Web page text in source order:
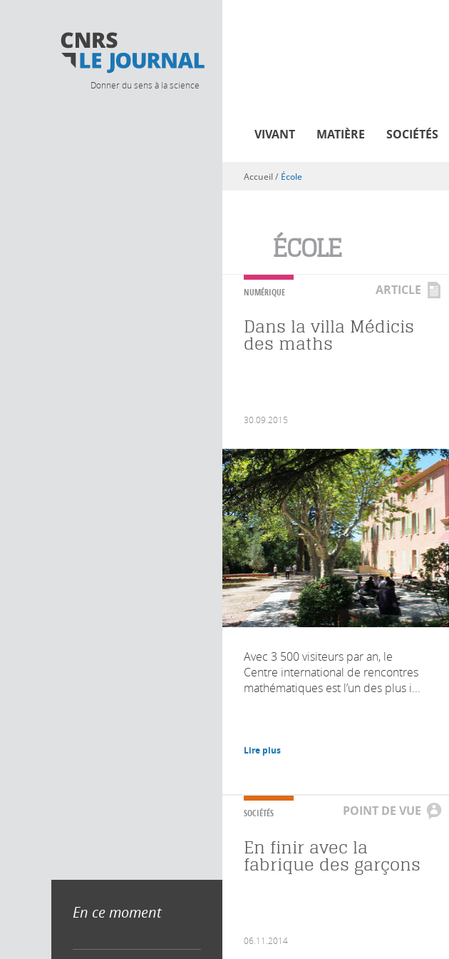
Donner du sens à la science
VIVANT MATIÈRE SOCIÉTÉS
Vous êtes ici
Accueil/ École
ÉCOLE
NUMÉRIQUE ARTICLE
Dans la villa Médicis
des maths
30.09.2015
Avec 3 500 visiteurs par an, le
Centre international de rencontres
mathématiques est l’un des plus i...
Lire plus
SOCIÉTÉS POINT DE VUE
En finir avec la
fabrique des garçons
06.11.2014
En ce moment